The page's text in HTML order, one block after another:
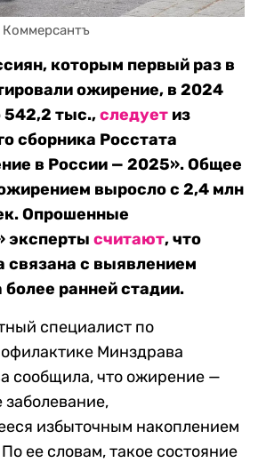
которым первый раз в
ожирение, в 2024
542,2 тыс.,следует из
сборника Росстата
в России — 2025». Общее
выросло с 2,4 млн
Опрошенные
эксперты считают, что
связана с выявлением
более ранней стадии.
специалист по
Минздрава
сообщила, что ожирение —
заболевание,
избыточным накоплением
ее словам, такое состояние